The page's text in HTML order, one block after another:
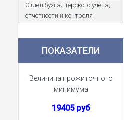
Отдел бухгалтерского учета,
отчетности и контроля
ПОКАЗАТЕЛИ
Величина прожиточного
минимума
19405 руб